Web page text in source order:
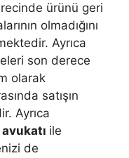
ürünü geri
olmadığını
Ayrıca
son derece
olarak
satışın
Ayrıca
ile
de